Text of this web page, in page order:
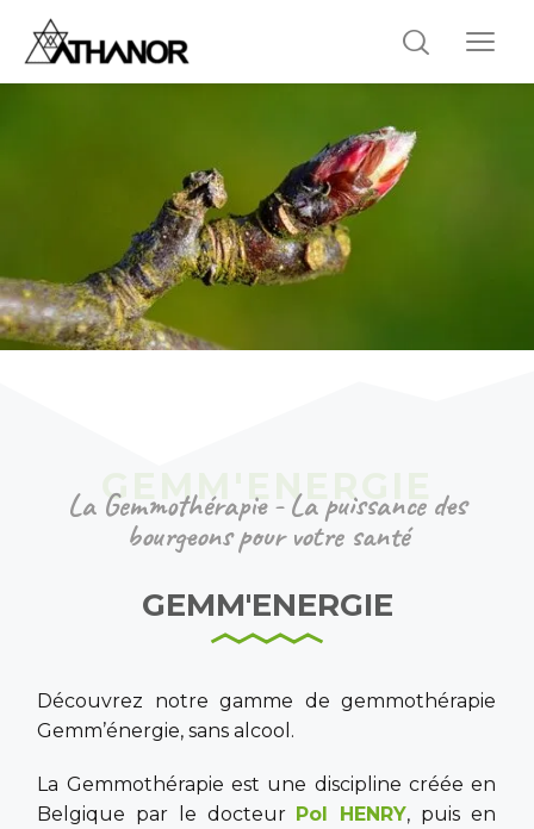
La Gemmothérapie - La puissance des
bourgeons pour votre santé
GEMM'ENERGIE
Découvrez notre gamme de gemmothérapie
Gemm’énergie, sans alcool.
La Gemmothérapie est une discipline créée en
Belgique par le docteur Pol HENRY, puis en